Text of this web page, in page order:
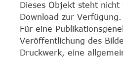
Dieses Objekt steht nicht
Download zur Verfügung.
Für eine
Veröffentlichung des
Druckwerk, eine